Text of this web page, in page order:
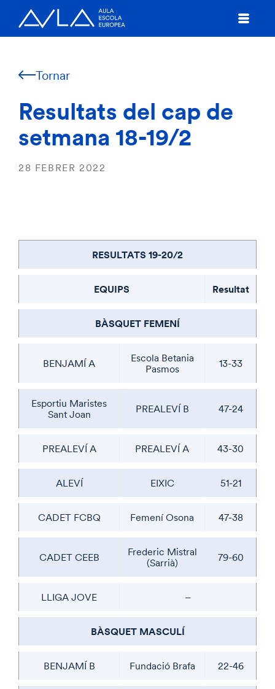
Tornar
Resultats del cap de
setmana 18-19/2
28 FEBRER 2022
RESULTATS 19-20/2
EQUIPS Resultat
BÀSQUET FEMENÍ
BENJAMÍ A
Escola Betania
Pasmos
13-33
Esportiu Maristes
Sant Joan
PREALEVÍ B 47-24
PREALEVÍ A PREALEVÍ A 43-30
ALEVÍ EIXIC 51-21
CADET FCBQ Femení Osona 47-38
CADET CEEB
Frederic Mistral
(Sarrià)
79-60
LLIGA JOVE –
BÀSQUET MASCULÍ
BENJAMÍ B Fundació Brafa 22-46